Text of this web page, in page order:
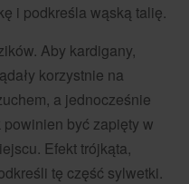
i podkreśla wąską talię.
Aby kardigany,
korzystnie na
a jednocześnie
powinien być zapięty w
Efekt trójkąta,
tę część sylwetki.